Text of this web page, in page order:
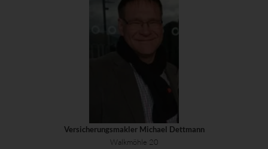
Versicherungsmakler Michael Dettmann
Walkmöhle 20